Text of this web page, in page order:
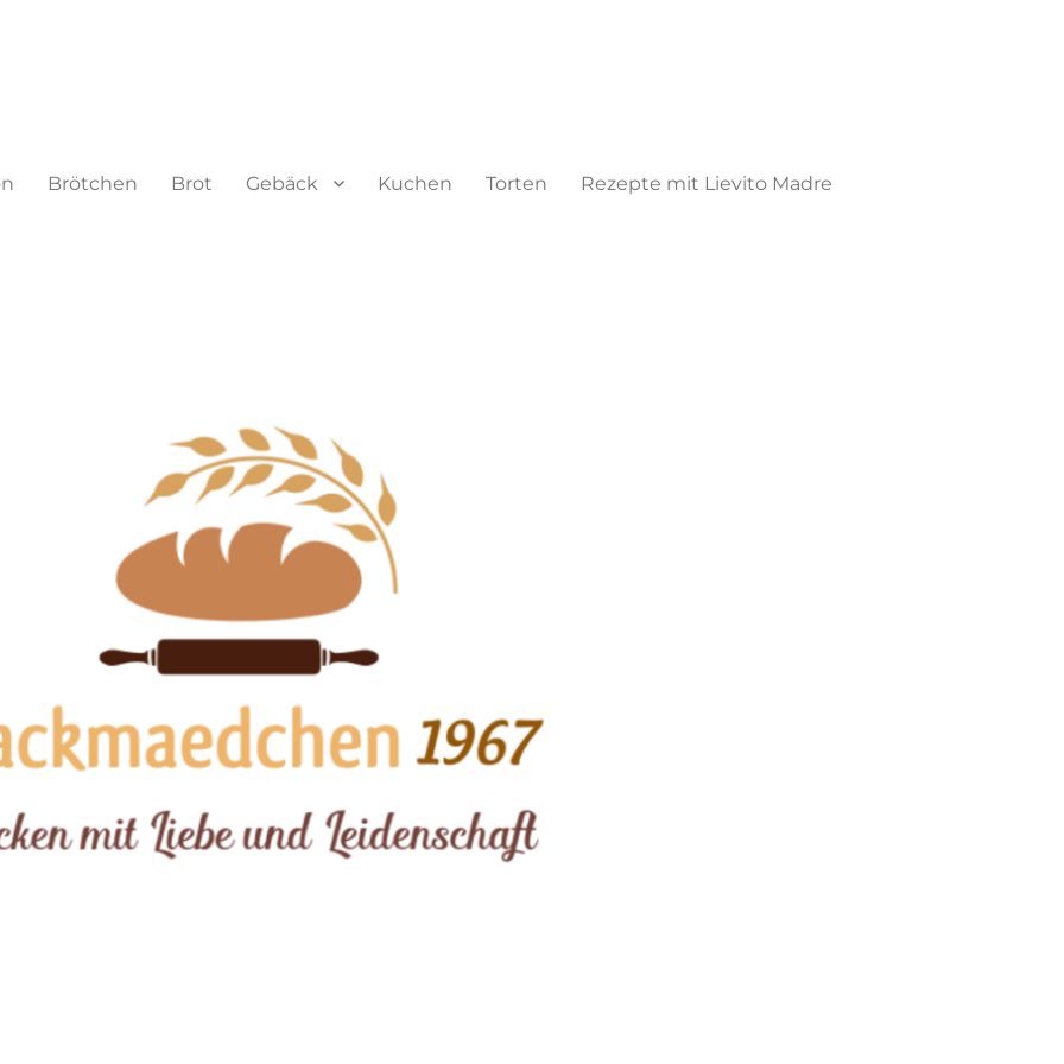
Brötchen Brot Gebäck Kuchen Torten Rezepte mit Lievito Madre